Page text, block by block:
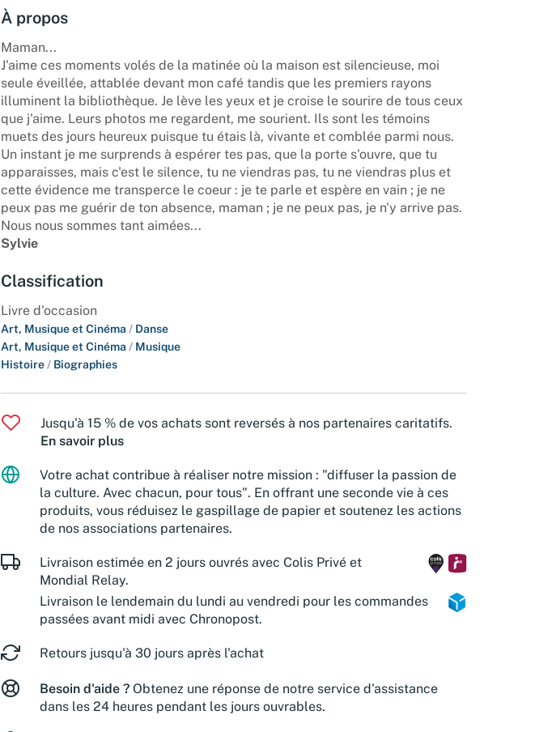
À propos
Maman...
J'aime ces moments volés de la matinée où la maison est silencieuse, moi
seule éveillée, attablée devant mon café tandis que les premiers rayons
illuminent la bibliothèque. Je lève les yeux et je croise le sourire de tous ceux
que j'aime. Leurs photos me regardent, me sourient. Ils sont les témoins
muets des jours heureux puisque tu étais là, vivante et comblée parmi nous.
Un instant je me surprends à espérer tes pas, que la porte s'ouvre, que tu
apparaisses, mais c'est le silence, tu ne viendras pas, tu ne viendras plus et
cette évidence me transperce le coeur : je te parle et espère en vain ; je ne
peux pas me guérir de ton absence, maman ; je ne peux pas, je n'y arrive pas.
Nous nous sommes tant aimées...
Sylvie
Classification
Livre d'occasion
Art, Musique et Cinéma / Danse
Art, Musique et Cinéma / Musique
Histoire / Biographies
Jusqu'à 15 % de vos achats sont reversés à nos partenaires caritatifs.
En savoir plus
Votre achat contribue à réaliser notre mission : "diffuser la passion de
la culture. Avec chacun, pour tous". En offrant une seconde vie à ces
produits, vous réduisez le gaspillage de papier et soutenez les actions
de nos associations partenaires.
Livraison estimée en 2 jours ouvrés avec Colis Privé et
Mondial Relay.
Livraison le lendemain du lundi au vendredi pour les commandes
passées avant midi avec Chronopost.
Retours jusqu'à 30 jours après l'achat
Besoin d'aide ? Obtenez une réponse de notre service d'assistance
dans les 24 heures pendant les jours ouvrables.